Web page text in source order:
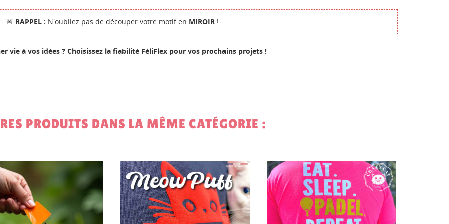
🚨 RAPPEL : N'oubliez pas de découper votre motif en MIROIR!
vie à vos idées ? Choisissez la fiabilité FéliFlex pour vos prochains projets !
PRODUITS DANS LA MÊME CATÉGORIE :
LISTES
add_circle_outlineCréer une nouvelle liste
DE LA LISTE D'ENVIES